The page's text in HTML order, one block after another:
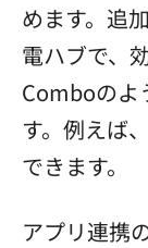
めます。追
電ハブで、
Comboのよ
す。例えば
できます。
アプリ連携